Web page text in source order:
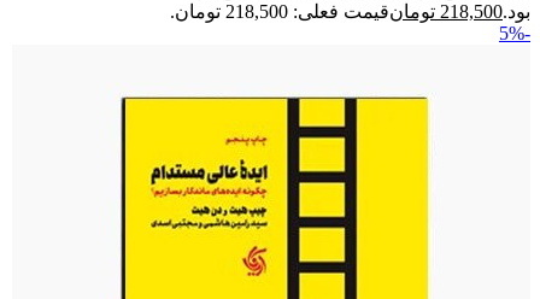
بود.218,500 تومانقیمت فعلی: 218,500 تومان.
-5%